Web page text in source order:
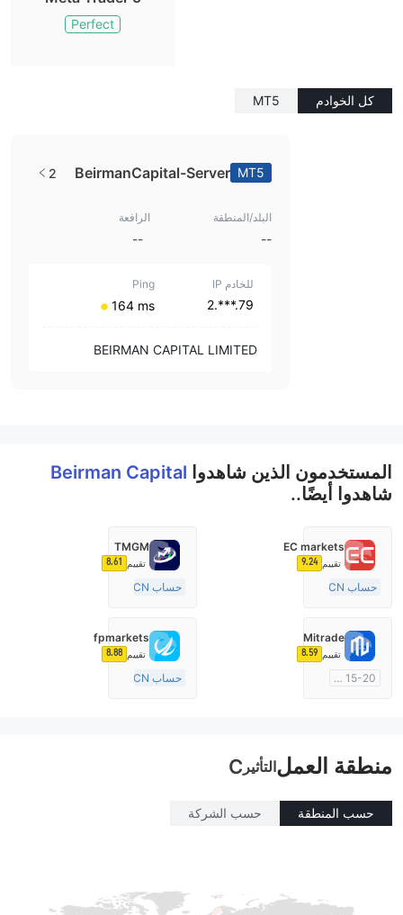
Perfect
كل الخوادم MT5
MT5
BeirmanCapital-Server
2
البلد/المنطقة
--
الرافعة
--
للخادم IP
79.***.2
Ping
⁦164 ms⁩
BEIRMAN CAPITAL LIMITED
المستخدمون الذين شاهدوا Beirman Capital
شاهدوا أيضًا..
EC markets
تقييم 9.24
حساب ECN
صناعة السوق (MM)
TMGM
تقييم 8.61
حساب ECN
صناعة السوق (MM)
Mitrade
تقييم 8.59
15-20 سنة
fpmarkets
تقييم 8.88
حساب ECN
منطقة العملالتأثير C
حسب المنطقة حسب الشركة